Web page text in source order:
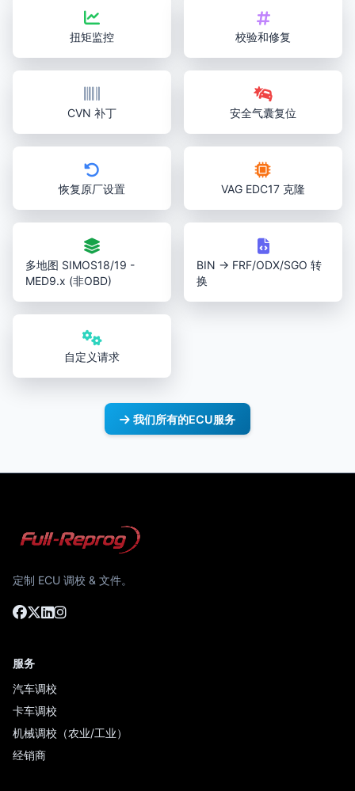
扭矩监控 校验和修复
CVN 补丁 安全气囊复位
恢复原厂设置 VAG EDC17 克隆
多地图 SIMOS18/19 -
MED9.x (非OBD)
BIN → FRF/ODX/SGO 转
换
自定义请求
我们所有的ECU服务
定制 ECU 调校 & 文件。
服务
汽车调校
卡车调校
机械调校（农业/工业）
经销商